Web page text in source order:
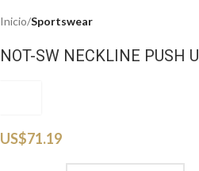
Inicio Sportswear
NOT-SW NECKLINE PUSH
US$71.19